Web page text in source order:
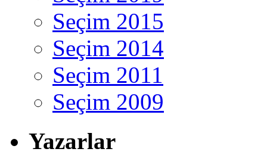
Seçim 2015
Seçim 2014
Seçim 2011
Seçim 2009
Yazarlar